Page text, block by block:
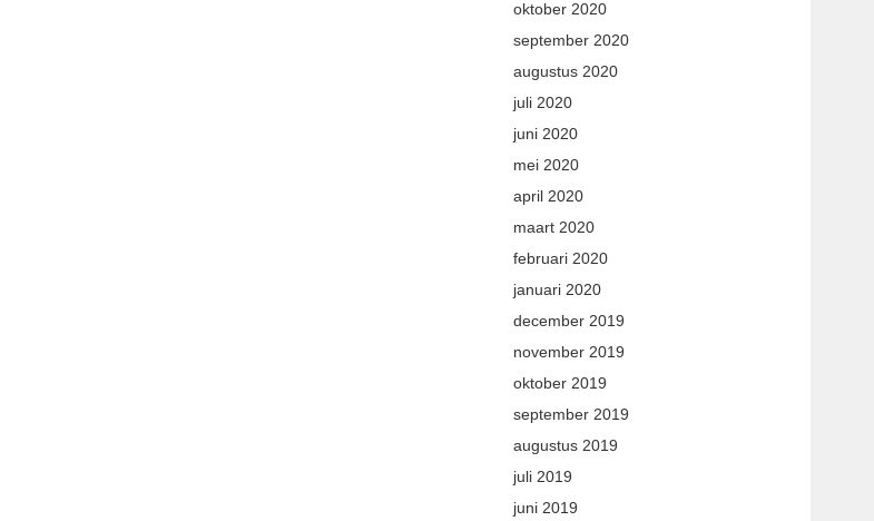
oktober 2020
september 2020
augustus 2020
juli 2020
juni 2020
mei 2020
april 2020
maart 2020
februari 2020
januari 2020
december 2019
november 2019
oktober 2019
september 2019
augustus 2019
juli 2019
juni 2019